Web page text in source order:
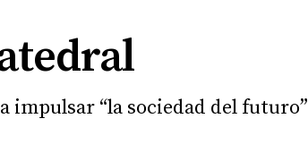
impulsar “la sociedad del futuro”